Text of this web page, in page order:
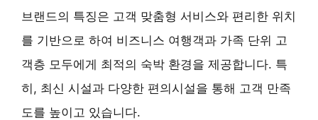
브랜드의 특징은 고객 맞춤형 서비스와 편리한 위치
를 기반으로 하여 비즈니스 여행객과 가족 단위 고
객층 모두에게 최적의 숙박 환경을 제공합니다. 특
히, 최신 시설과 다양한 편의시설을 통해 고객 만족
도를 높이고 있습니다.